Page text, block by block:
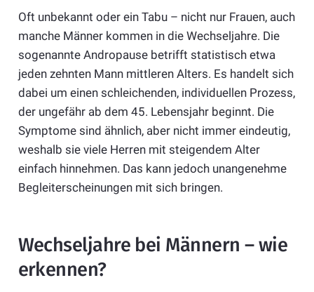
Oft unbekannt oder ein Tabu – nicht nur Frauen, auch
manche Männer kommen in die Wechseljahre. Die
sogenannte Andropause betrifft statistisch etwa
jeden zehnten Mann mittleren Alters. Es handelt sich
dabei um einen schleichenden, individuellen Prozess,
der ungefähr ab dem 45. Lebensjahr beginnt. Die
Symptome sind ähnlich, aber nicht immer eindeutig,
weshalb sie viele Herren mit steigendem Alter
einfach hinnehmen. Das kann jedoch unangenehme
Begleiterscheinungen mit sich bringen.
Wechseljahre bei Männern – wie
erkennen?